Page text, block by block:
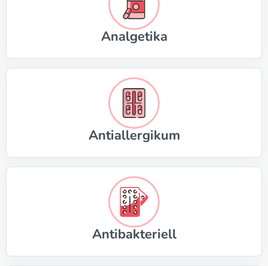
Analgetika
Antiallergikum
Antibakteriell